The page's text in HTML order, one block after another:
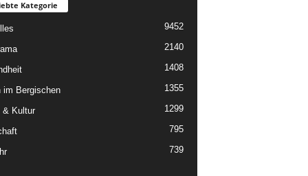
Kategorie
9452
2140
1408
im Bergischen 1355
& Kultur 1299
795
739